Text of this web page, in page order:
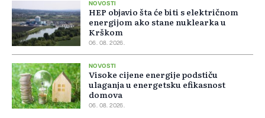
NOVOSTI
HEP objavio šta će biti s električnom
energijom ako stane nuklearka u
Krškom
06. 08. 2026.
NOVOSTI
Visoke cijene energije podstiču
ulaganja u energetsku efikasnost
domova
06. 08. 2026.